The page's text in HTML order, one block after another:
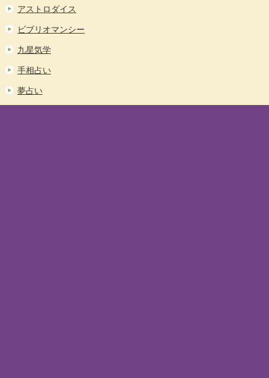
アストロダイス
ビブリオマンシー
九星気学
手相占い
夢占い